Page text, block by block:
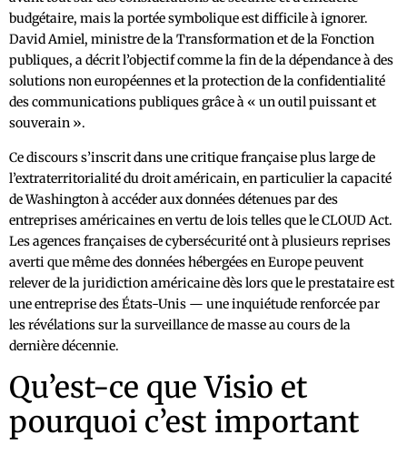
budgétaire, mais la portée symbolique est difficile à ignorer.
David Amiel, ministre de la Transformation et de la Fonction
publiques, a décrit l’objectif comme la fin de la dépendance à des
solutions non européennes et la protection de la confidentialité
des communications publiques grâce à « un outil puissant et
souverain ».
Ce discours s’inscrit dans une critique française plus large de
l’extraterritorialité du droit américain, en particulier la capacité
de Washington à accéder aux données détenues par des
entreprises américaines en vertu de lois telles que le CLOUD Act.
Les agences françaises de cybersécurité ont à plusieurs reprises
averti que même des données hébergées en Europe peuvent
relever de la juridiction américaine dès lors que le prestataire est
une entreprise des États-Unis — une inquiétude renforcée par
les révélations sur la surveillance de masse au cours de la
dernière décennie.
Qu’est-ce que Visio et
pourquoi c’est important